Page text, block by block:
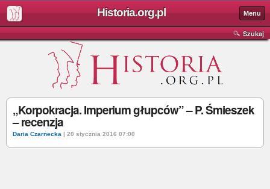
Historia.org.pl Menu
Szukaj
„Korpokracja. Imperium głupców” – P. Śmieszek
– recenzja
Daria Czarnecka | 20 stycznia 2016 07:00